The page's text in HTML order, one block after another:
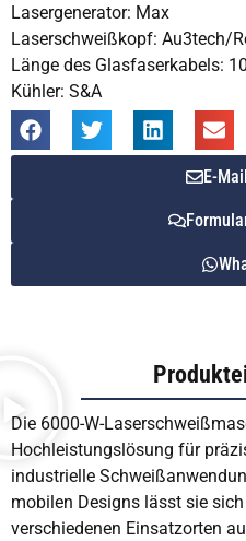
Lasergenerator: Max
Laserschweißkopf: Au3tech/
Länge des Glasfaserkabels:
Kühler: S&A
E-
Die 6000-W-
Hochleistungslösung für
industrielle
mobilen Designs lässt sie
verschiedenen Einsatzorten